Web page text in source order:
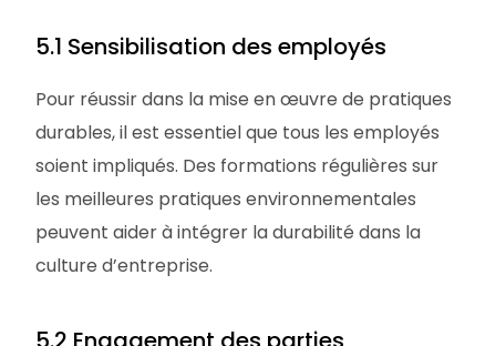
5.1 Sensibilisation des employés
Pour réussir dans la mise en œuvre de pratiques
durables, il est essentiel que tous les employés
soient impliqués. Des formations régulières sur
les meilleures pratiques environnementales
peuvent aider à intégrer la durabilité dans la
culture d’entreprise.